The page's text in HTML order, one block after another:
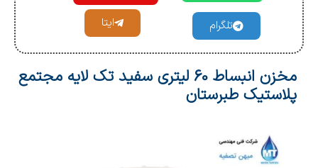
تلگرام ایتا
مخزن انبساط 60 لیتری سفید تک لایه مجتمع
پلاستیک طبرستان